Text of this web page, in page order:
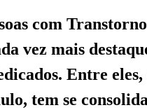
com
vez mais
Entre eles,
tem se